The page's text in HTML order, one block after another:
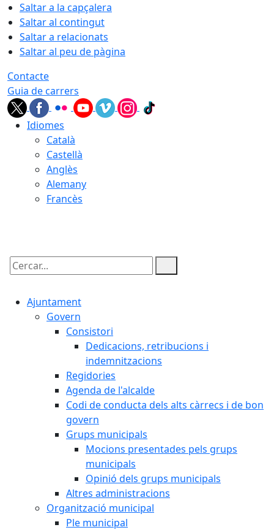
Saltar a la capçalera
Saltar al contingut
Saltar a relacionats
Saltar al peu de pàgina
Contacte
Guia de carrers
Idiomes
Català
Castellà
Anglès
Alemany
Francès
Cercar:
Ajuntament
Govern
Consistori
Dedicacions, retribucions i
indemnitzacions
Regidories
Agenda de l'alcalde
Codi de conducta dels alts càrrecs i de bon
govern
Grups municipals
Mocions presentades pels grups
municipals
Opinió dels grups municipals
Altres administracions
Organització municipal
Ple municipal